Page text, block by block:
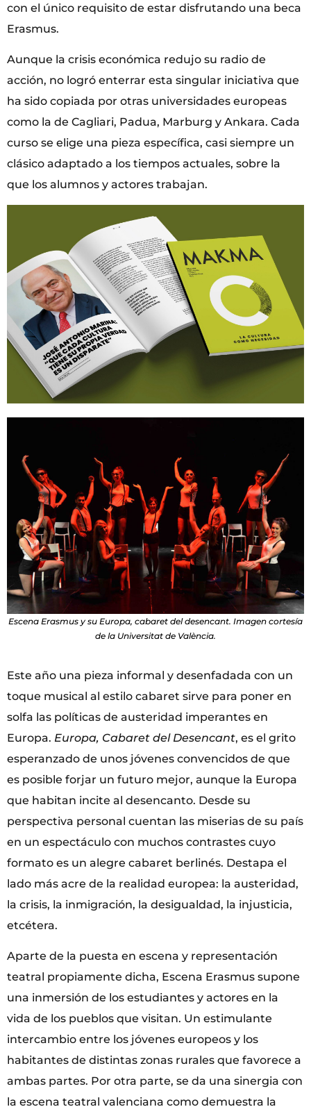
con el único requisito de estar disfrutando una beca
Erasmus.
Aunque la crisis económica redujo su radio de
acción, no logró enterrar esta singular iniciativa que
ha sido copiada por otras universidades europeas
como la de Cagliari, Padua, Marburg y Ankara. Cada
curso se elige una pieza específica, casi siempre un
clásico adaptado a los tiempos actuales, sobre la
que los alumnos y actores trabajan.
Escena Erasmus y su Europa, cabaret del desencant. Imagen cortesía
de la Universitat de València.
Este año una pieza informal y desenfadada con un
toque musical al estilo cabaret sirve para poner en
solfa las políticas de austeridad imperantes en
Europa. Europa, Cabaret del Desencant, es el grito
esperanzado de unos jóvenes convencidos de que
es posible forjar un futuro mejor, aunque la Europa
que habitan incite al desencanto. Desde su
perspectiva personal cuentan las miserias de su país
en un espectáculo con muchos contrastes cuyo
formato es un alegre cabaret berlinés. Destapa el
lado más acre de la realidad europea: la austeridad,
la crisis, la inmigración, la desigualdad, la injusticia,
etcétera.
Aparte de la puesta en escena y representación
teatral propiamente dicha, Escena Erasmus supone
una inmersión de los estudiantes y actores en la
vida de los pueblos que visitan. Un estimulante
intercambio entre los jóvenes europeos y los
habitantes de distintas zonas rurales que favorece a
ambas partes. Por otra parte, se da una sinergia con
la escena teatral valenciana como demuestra la